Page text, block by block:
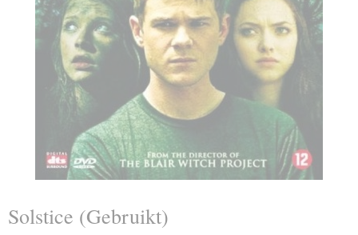
Solstice (Gebruikt)